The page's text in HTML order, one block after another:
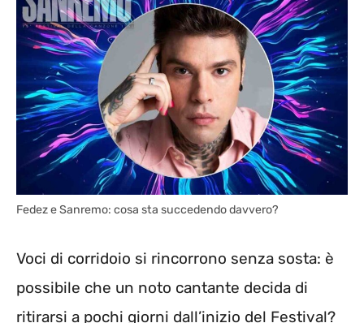
Fedez e Sanremo: cosa sta succedendo davvero?
Voci di corridoio si rincorrono senza sosta: è
possibile che un noto cantante decida di
ritirarsi a pochi giorni dall’inizio del Festival?